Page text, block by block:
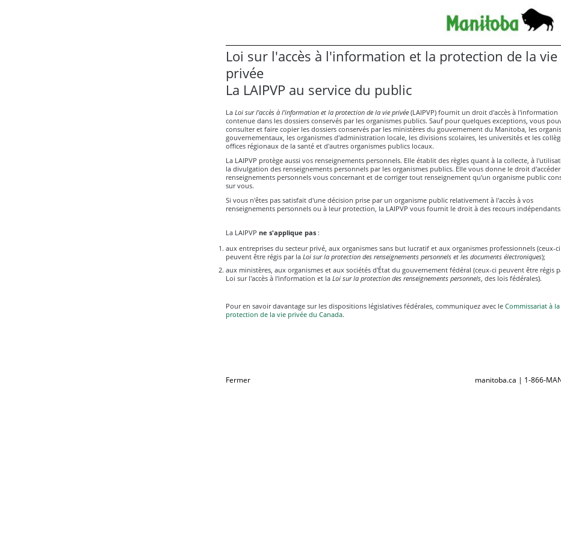
Loi sur l'accès à l'information et la protection de la vie
privée
La LAIPVP au service du public
La Loi sur l'accès à l'information et la protection de la vie privée(LAIPVP) fournit un droit d'accès à l'information
contenue dans les dossiers conservés par les organismes publics. Sauf pour quelques exceptions, vous
consulter et faire copier les dossiers conservés par les ministères du gouvernement du Manitoba, les
gouvernementaux, les organismes d'administration locale, les divisions scolaires, les universités et les
offices régionaux de la santé et d'autres organismes publics locaux.
La LAIPVP protège aussi vos renseignements personnels. Elle établit des règles quant à la collecte, à
la divulgation des renseignements personnels par les organismes publics. Elle vous donne le droit
renseignements personnels vous concernant et de corriger tout renseignement qu'un organisme public
sur vous.
Si vous n'êtes pas satisfait d'une décision prise par un organisme public relativement à l'accès à vos
renseignements personnels ou à leur protection, la LAIPVP vous fournit le droit à des recours indépendants.
La LAIPVP ne s'applique pas:
aux entreprises du secteur privé, aux organismes sans but lucratif et aux organismes professionnels (ceux-ci
peuvent être régis par la Loi sur la protection des renseignements personnels et les documents électroniques);
aux ministères, aux organismes et aux sociétés d'État du gouvernement fédéral (ceux-ci peuvent être régis
Loi sur l'accès à l'information et la Loi sur la protection des renseignements personnels, des lois fédérales).
Pour en savoir davantage sur les dispositions législatives fédérales, communiquez avec le Commissariat à la
protection de la vie privée du Canada.
Fermer manitoba.ca | 1-866-